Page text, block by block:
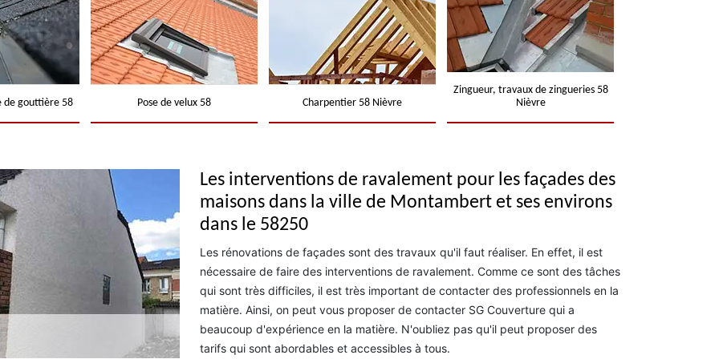
de gouttière 58 Pose de velux 58 Charpentier 58 Nièvre
Zingueur, travaux de zingueries 58
Nièvre
Les interventions de ravalement pour les façades des
maisons dans la ville de Montambert et ses environs
dans le 58250
Les rénovations de façades sont des travaux qu'il faut réaliser. En effet, il est
nécessaire de faire des interventions de ravalement. Comme ce sont des tâches
qui sont très difficiles, il est très important de contacter des professionnels en la
matière. Ainsi, on peut vous proposer de contacter SG Couverture qui a
beaucoup d'expérience en la matière. N'oubliez pas qu'il peut proposer des
tarifs qui sont abordables et accessibles à tous.